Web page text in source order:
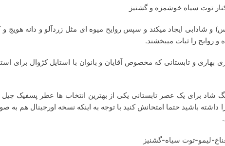
توت سیاه خوشمزه و گشنیز
شادابی ایجاد میکند و سپس روایح میوه ای مثل زردآلو و دانه هویج
روایح را ثبات میبخشند.
و تابستانی که مخصوص آقایان و بانوان با استایل کژوال برای
شاد برای یک عصر تابستانی یکی از بهترین انتخاب ها عطر پسفیک
داشته باشید حتما امتحانش کنید با توجه به اینکه نسخه اورجینال
لیمو-توت سیاه-گشنیز